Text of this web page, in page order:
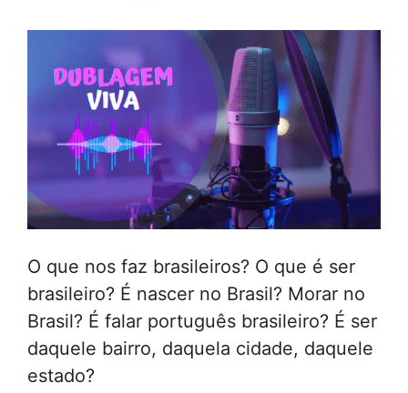
O que nos faz brasileiros? O que é ser
brasileiro? É nascer no Brasil? Morar no
Brasil? É falar português brasileiro? É ser
daquele bairro, daquela cidade, daquele
estado?